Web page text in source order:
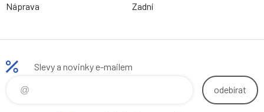
Náprava
Zadní
Slevy a novinky e-mailem
odebírat